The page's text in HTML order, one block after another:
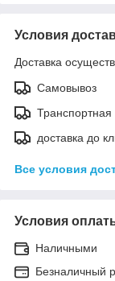
Условия
Доставка
Самовывоз
доставка до
Все условия
Условия
Наличными
Безналичный